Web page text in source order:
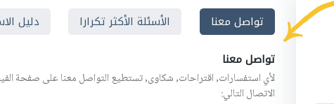
تواصل معنا الأسئلة الأكثر تكرارا
دليل
تواصل معنا
لأي استفسارات, اقتراحات, شكاوى, تستطيع التواصل معنا على صفحة
الاتصال التالي: